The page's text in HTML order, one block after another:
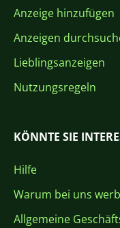
Anzeige hinzufügen
Anzeigen
Lieblingsanzeigen
Nutzungsregeln
KÖNNTE SIE
Hilfe
Warum bei uns
Allgemeine